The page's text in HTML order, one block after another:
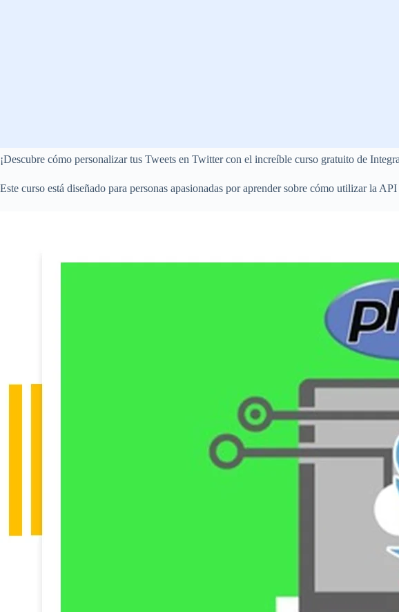
¡Descubre cómo personalizar tus Tweets en Twitter con el increíble curso gratuito de
Este curso está diseñado para personas apasionadas por aprender sobre cómo utilizar la